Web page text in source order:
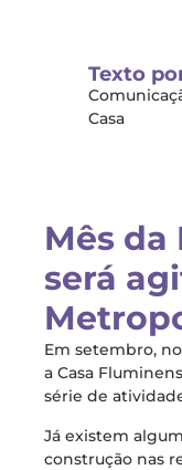
Texto
Casa
Mês
será
Em setembro, no
a Casa
série de
Já existem
construção nas